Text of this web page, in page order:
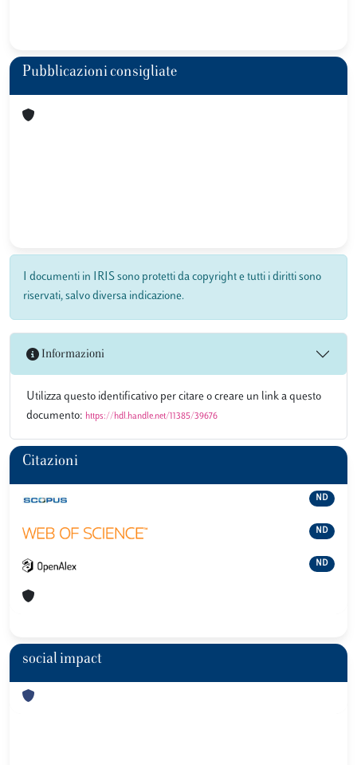
Pubblicazioni consigliate
I documenti in IRIS sono protetti da copyright e tutti i diritti sono
riservati, salvo diversa indicazione.
Informazioni
Utilizza questo identificativo per citare o creare un link a questo
documento: https://hdl.handle.net/11385/39676
Citazioni
ND
ND
ND
social impact